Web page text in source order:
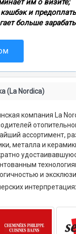
им о визите;
и
больше
(La Nordica)
компания La
ассортимент,
металла и
и